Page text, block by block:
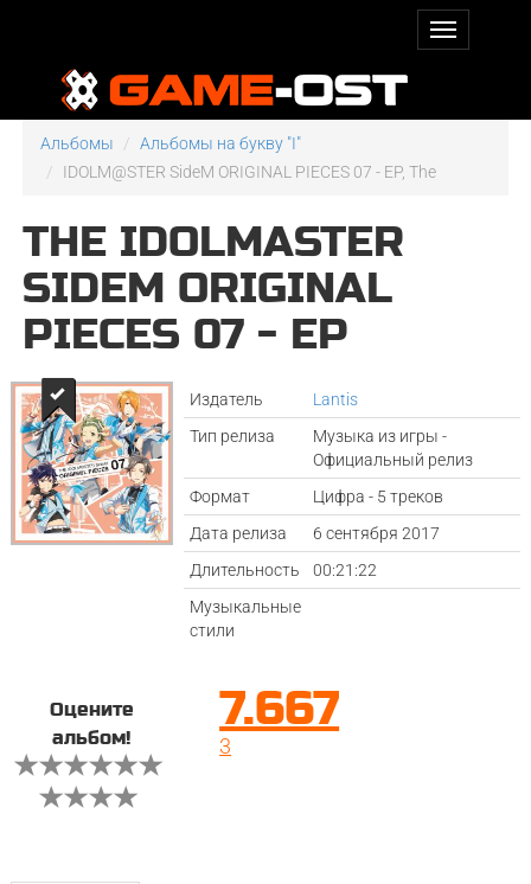
Альбомы
Альбомы на букву "I"
IDOLM@STER SideM ORIGINAL PIECES 07 - EP, The
THE IDOLMASTER
SIDEM ORIGINAL
PIECES 07 - EP
Издатель
Lantis
Тип релиза
Музыка из игры -
Официальный релиз
Формат
Цифра - 5 треков
Дата релиза
6 сентября 2017
Длительность
00:21:22
Музыкальные
стили
Оцените
альбом!
7.667
3